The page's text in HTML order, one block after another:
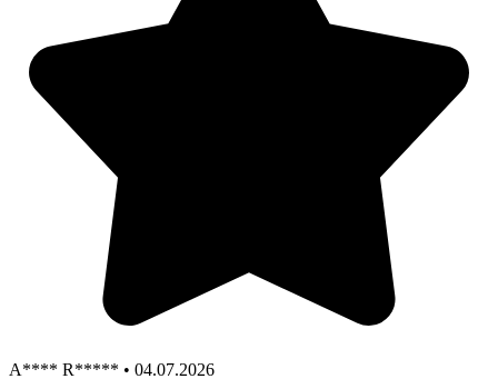
A**** R***** • 04.07.2026